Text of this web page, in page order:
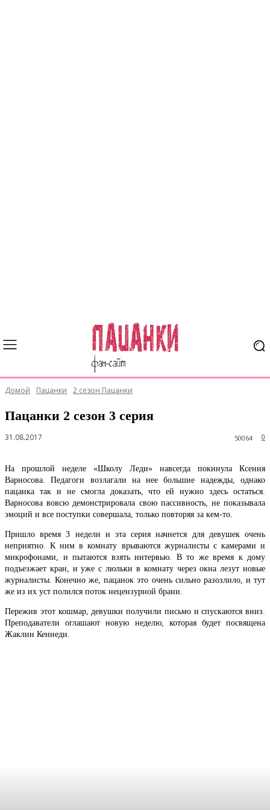
Домой Пацанки 2 сезон Пацанки
Пацанки 2 сезон 3 серия
31.08.2017 0
50064
На прошлой неделе «Школу Леди» навсегда покинула Ксения
Варносова. Педагоги возлагали на нее большие надежды, однако
пацанка так и не смогла доказать, что ей нужно здесь остаться.
Варносова вовсю демонстрировала свою пассивность, не показывала
эмоций и все поступки совершала, только повторяя за кем-то.
Пришло время 3 недели и эта серия начнется для девушек очень
неприятно. К ним в комнату врываются журналисты с камерами и
микрофонами, и пытаются взять интервью. В то же время к дому
подъезжает кран, и уже с люльки в комнату через окна лезут новые
журналисты. Конечно же, пацанок это очень сильно разозлило, и тут
же из их уст полился поток нецензурной брани.
Пережив этот кошмар, девушки получили письмо и спускаются вниз.
Преподаватели оглашают новую неделю, которая будет посвящена
Жаклин Кеннеди.